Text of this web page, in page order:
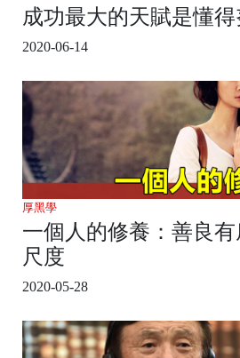
成功最大的天賦是懂得
2020-06-14
厚黑學
一個人的修養：善良
尺度
2020-05-28